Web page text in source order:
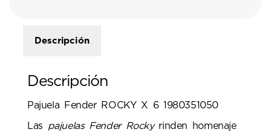
Descripción
Descripción
Pajuela Fender ROCKY X 6 1980351050
Las pajuelas Fender Rockyrinden homenaje